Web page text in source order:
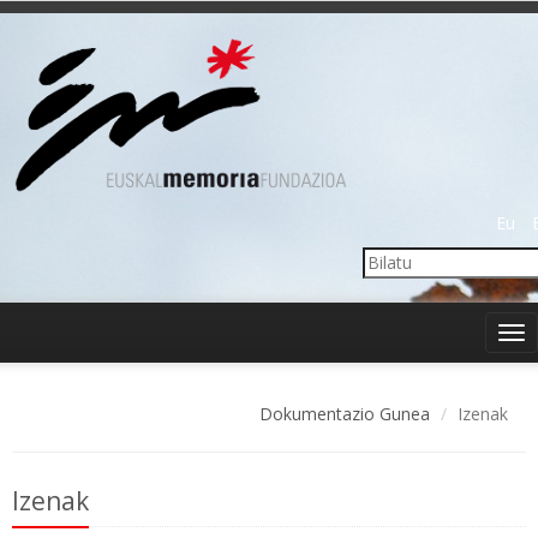
Eu
Dokumentazio Gunea Izenak
Izenak